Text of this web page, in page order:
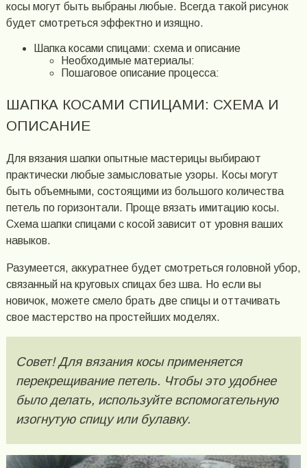
косы могут быть выбраны любые. Всегда такой рисунок
будет смотреться эффектно и изящно.
Шапка косами спицами: схема и описание
Необходимые материалы:
Пошаговое описание процесса:
ШАПКА КОСАМИ СПИЦАМИ: СХЕМА И
ОПИСАНИЕ
Для вязания шапки опытные мастерицы выбирают
практически любые замысловатые узоры. Косы могут
быть объемными, состоящими из большого количества
петель по горизонтали. Проще вязать имитацию косы.
Схема шапки спицами с косой зависит от уровня ваших
навыков.
Разумеется, аккуратнее будет смотреться головной убор,
связанный на круговых спицах без шва. Но если вы
новичок, можете смело брать две спицы и оттачивать
свое мастерство на простейших моделях.
Совет! Для вязания косы применяется
перекрещивание петель. Чтобы это удобнее
было делать, используйте вспомогательную
изогнутую спицу или булавку.